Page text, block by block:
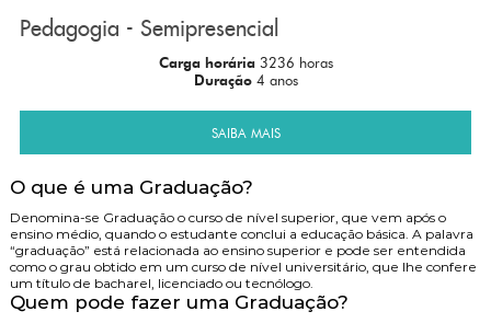
Pedagogia - Semipresencial
Carga horária 3236 horas
Duração 4 anos
SAIBA MAIS
O que é uma Graduação?
Denomina-se Graduação o curso de nível superior, que vem após o
ensino médio, quando o estudante conclui a educação básica. A palavra
“graduação” está relacionada ao ensino superior e pode ser entendida
como o grau obtido em um curso de nível universitário, que lhe confere
um título de bacharel, licenciado ou tecnólogo.
Quem pode fazer uma Graduação?